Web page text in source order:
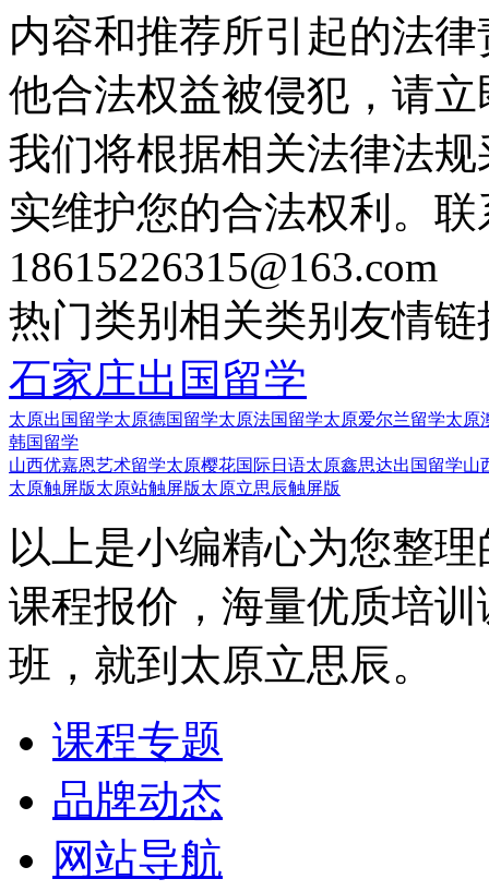
内容和推荐所引起的法
他合法权益被侵犯，请
我们将根据相关法律法
实维护您的合法权利。
18615226315@163.com
热门类别 相关类别 友情链
石家庄出国留学
太原出国留学太原德国留学太原法国留学太原爱尔兰留学太原
韩国留学
山西优嘉恩艺术留学太原樱花国际日语太原鑫思达出国留学山
太原触屏版太原站触屏版太原立思辰触屏版
以上是小编精心为您整
课程报价，海量优质培
班，就到太原立思辰。
课程专题
品牌动态
网站导航